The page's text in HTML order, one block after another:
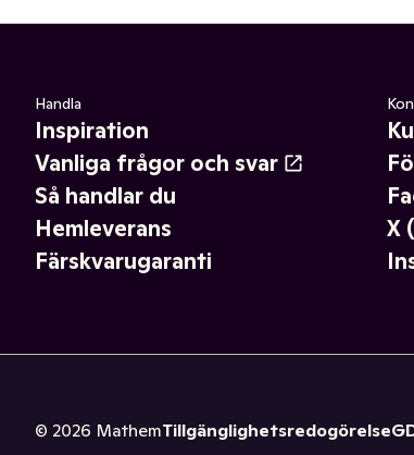
Handla
Inspiration
Vanliga frågor och svar
Så handlar du
Hemleverans
Färskvarugaranti
X
© 2026 MathemTillgänglighetsredogörelse